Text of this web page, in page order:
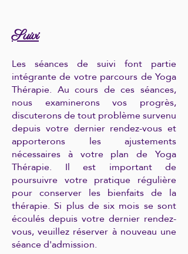
Suivi
Les séances de suivi font partie
intégrante de votre parcours de Yoga
Thérapie. Au cours de ces séances,
nous examinerons vos progrès,
discuterons de tout problème survenu
depuis votre dernier rendez-vous et
apporterons les ajustements
nécessaires à votre plan de Yoga
Thérapie. Il est important de
poursuivre votre pratique régulière
pour conserver les bienfaits de la
thérapie. Si plus de six mois se sont
écoulés depuis votre dernier rendez-
vous, veuillez réserver à nouveau une
séance d'admission.